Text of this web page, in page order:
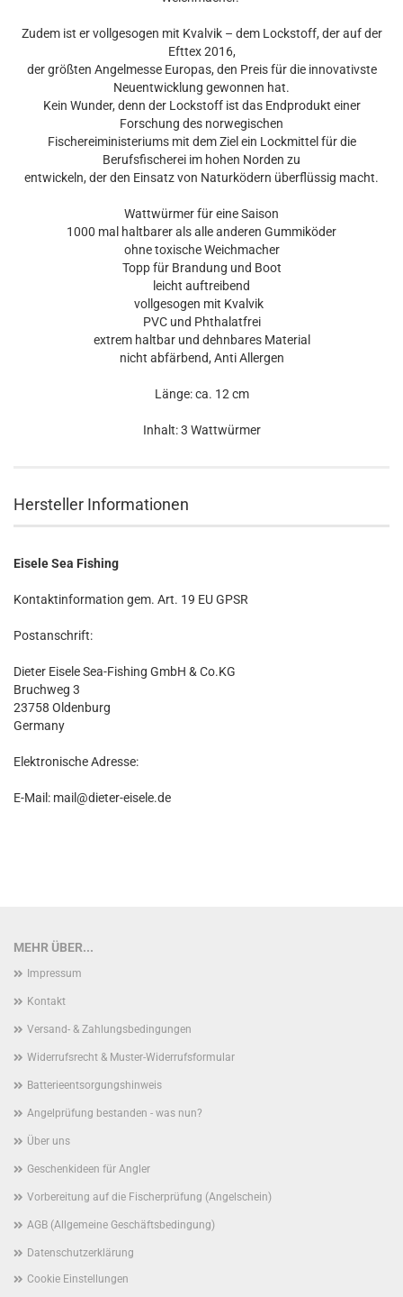
Zudem ist er vollgesogen mit Kvalvik – dem Lockstoff, der auf der
Efttex 2016,
der größten Angelmesse Europas, den Preis für die innovativste
Neuentwicklung gewonnen hat.
Kein Wunder, denn der Lockstoff ist das Endprodukt einer
Forschung des norwegischen
Fischereiministeriums mit dem Ziel ein Lockmittel für die
Berufsfischerei im hohen Norden zu
entwickeln, der den Einsatz von Naturködern überflüssig macht.
Wattwürmer für eine Saison
1000 mal haltbarer als alle anderen Gummiköder
ohne toxische Weichmacher
Topp für Brandung und Boot
leicht auftreibend
vollgesogen mit Kvalvik
PVC und Phthalatfrei
extrem haltbar und dehnbares Material
nicht abfärbend, Anti Allergen
Länge: ca. 12 cm
Inhalt: 3 Wattwürmer
Hersteller Informationen
Eisele Sea Fishing
Kontaktinformation gem. Art. 19 EU GPSR
Postanschrift:
Dieter Eisele Sea-Fishing GmbH & Co.KG
Bruchweg 3
23758 Oldenburg
Germany
Elektronische Adresse:
E-Mail: mail@dieter-eisele.de
MEHR ÜBER...
Impressum
Kontakt
Versand- & Zahlungsbedingungen
Widerrufsrecht & Muster-Widerrufsformular
Batterieentsorgungshinweis
Angelprüfung bestanden - was nun?
Über uns
Geschenkideen für Angler
Vorbereitung auf die Fischerprüfung (Angelschein)
AGB (Allgemeine Geschäftsbedingung)
Datenschutzerklärung
Cookie Einstellungen